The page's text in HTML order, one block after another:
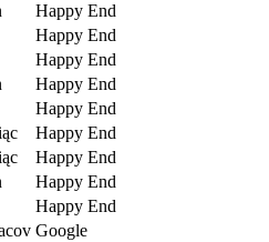
Happy End
Happy End
Happy End
Happy End
Happy End
Happy End
Happy End
Happy End
Happy End
Google